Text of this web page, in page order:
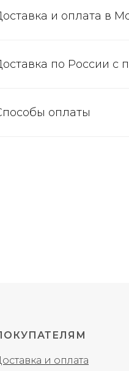
и оплата в
по России с
оплаты
и оплата